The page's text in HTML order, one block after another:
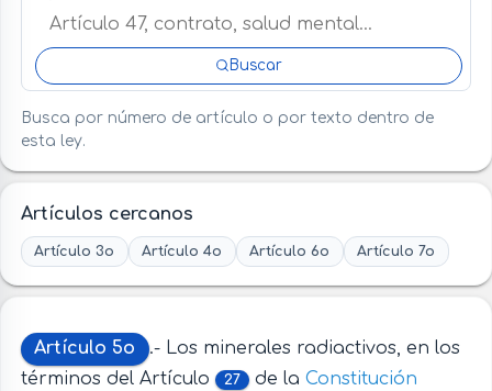
Buscar
Busca por número de artículo o por texto dentro de
esta ley.
Artículos cercanos
Artículo 3o Artículo 4o Artículo 6o Artículo 7o
Artículo 5o
.- Los minerales radiactivos, en los
términos del Artículo
27 de la Constitución